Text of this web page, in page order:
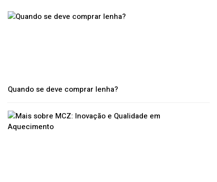
Quando se deve comprar lenha?